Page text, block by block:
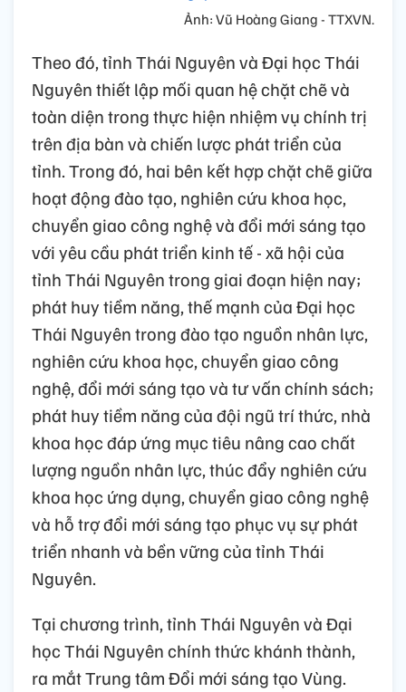
Ảnh: Vũ Hoàng Giang - TTXVN.
Theo đó, tỉnh Thái Nguyên và Đại học Thái
Nguyên thiết lập mối quan hệ chặt chẽ và
toàn diện trong thực hiện nhiệm vụ chính trị
trên địa bàn và chiến lược phát triển của
tỉnh. Trong đó, hai bên kết hợp chặt chẽ giữa
hoạt động đào tạo, nghiên cứu khoa học,
chuyển giao công nghệ và đổi mới sáng tạo
với yêu cầu phát triển kinh tế - xã hội của
tỉnh Thái Nguyên trong giai đoạn hiện nay;
phát huy tiềm năng, thế mạnh của Đại học
Thái Nguyên trong đào tạo nguồn nhân lực,
nghiên cứu khoa học, chuyển giao công
nghệ, đổi mới sáng tạo và tư vấn chính sách;
phát huy tiềm năng của đội ngũ trí thức, nhà
khoa học đáp ứng mục tiêu nâng cao chất
lượng nguồn nhân lực, thúc đẩy nghiên cứu
khoa học ứng dụng, chuyển giao công nghệ
và hỗ trợ đổi mới sáng tạo phục vụ sự phát
triển nhanh và bền vững của tỉnh Thái
Nguyên.
Tại chương trình, tỉnh Thái Nguyên và Đại
học Thái Nguyên chính thức khánh thành,
ra mắt Trung tâm Đổi mới sáng tạo Vùng.